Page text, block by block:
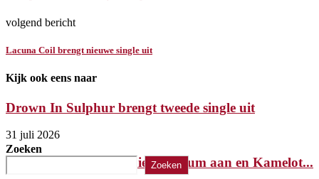
volgend bericht
Lacuna Coil brengt nieuwe single uit
Kijk ook eens naar
Drown In Sulphur brengt tweede single uit
31 juli 2026
Tony Iommi kondigt nieuw album aan en Kamelot...
Zoeken
Zoeken